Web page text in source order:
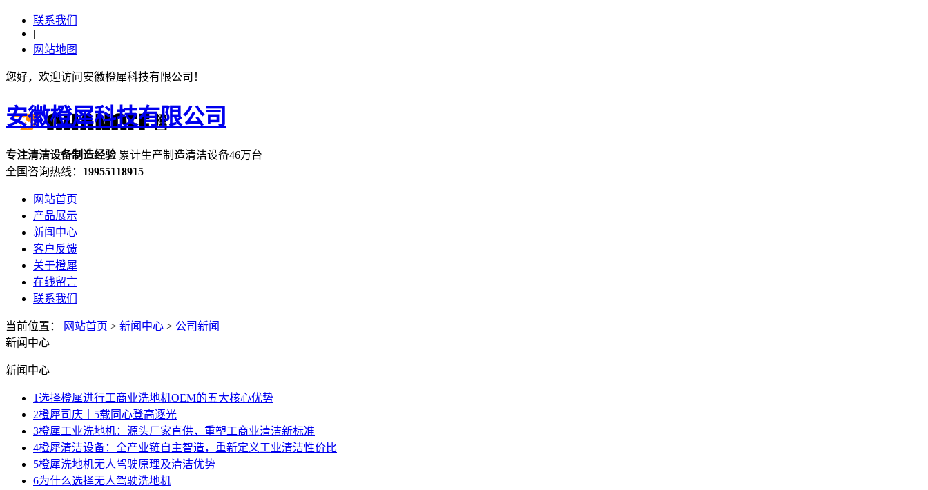
联系我们
|
网站地图
您好，欢迎访问安徽橙犀科技有限公司！
安徽橙犀科技有限公司
专注清洁设备制造经验 累计生产制造清洁设备46万台
全国咨询热线： 19955118915
网站首页
产品展示
新闻中心
客户反馈
关于橙犀
在线留言
联系我们
当前位置： 网站首页 > 新闻中心 > 公司新闻
新闻中心
新闻中心
1选择橙犀进行工商业洗地机OEM的五大核心优势
2橙犀司庆丨5载同心登高逐光
3橙犀工业洗地机：源头厂家直供，重塑工商业清洁新标准
4橙犀清洁设备：全产业链自主智造，重新定义工业清洁性价比
5橙犀洗地机无人驾驶原理及清洁优势
6为什么选择无人驾驶洗地机